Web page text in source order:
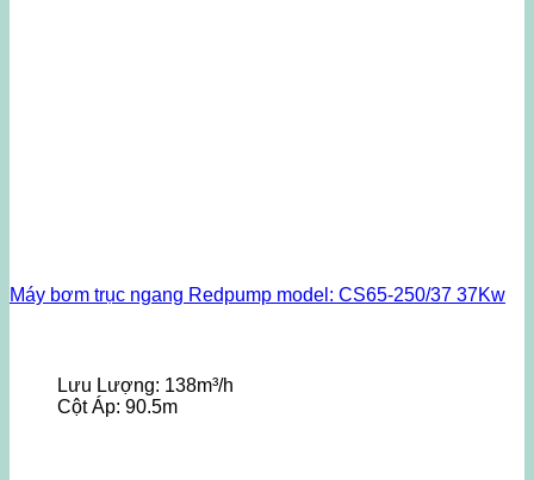
Máy bơm trục ngang Redpump model: CS65-250/37 37Kw
Lưu Lượng: 138m³/h
Cột Áp: 90.5m